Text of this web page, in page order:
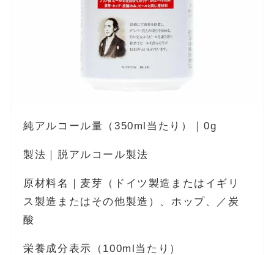
純アルコール量（350ml当たり）｜0g
製法｜脱アルコール製法
原材料名｜麦芽（ドイツ製造またはイギリ
ス製造またはその他製造）、ホップ、／炭
酸
栄養成分表示（100ml当たり）